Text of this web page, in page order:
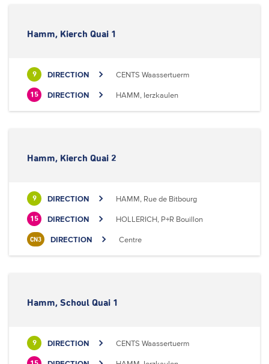
Hamm, Kierch Quai 1
9 DIRECTION CENTS Waassertuerm
15 DIRECTION HAMM, Ierzkaulen
Hamm, Kierch Quai 2
9 DIRECTION HAMM, Rue de Bitbourg
15 DIRECTION HOLLERICH, P+R Bouillon
CN3 DIRECTION Centre
Hamm, Schoul Quai 1
9 DIRECTION CENTS Waassertuerm